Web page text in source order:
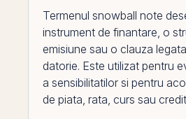
Termenul snowball note
instrument de finantare, o
emisiune sau o clauza
datorie. Este utilizat pentru
a sensibilitatilor si pentru
de piata, rata, curs sau